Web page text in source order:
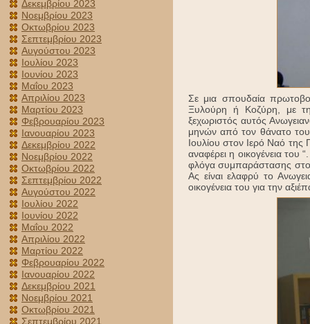
Δεκεμβρίου 2023
Νοεμβρίου 2023
Οκτωβρίου 2023
Σεπτεμβρίου 2023
Αυγούστου 2023
Ιουλίου 2023
Ιουνίου 2023
Μαΐου 2023
Απριλίου 2023
Μαρτίου 2023
Φεβρουαρίου 2023
Ιανουαρίου 2023
Δεκεμβρίου 2022
Νοεμβρίου 2022
Οκτωβρίου 2022
Σεπτεμβρίου 2022
Αυγούστου 2022
Ιουλίου 2022
Ιουνίου 2022
Μαΐου 2022
Απριλίου 2022
Μαρτίου 2022
Φεβρουαρίου 2022
Ιανουαρίου 2022
Δεκεμβρίου 2021
Νοεμβρίου 2021
Οκτωβρίου 2021
Σεπτεμβρίου 2021
Σε μια σπουδαία
Ξυλούρη ή Κοζύρη, με
ξεχωριστός αυτός
μηνών από τον θάνατο του
Ιουλίου στον Ιερό Ναό της
αναφέρει η οικογένεια του
φλόγα συμπαράστασης
Ας είναι ελαφρύ το
οικογένεια του για την